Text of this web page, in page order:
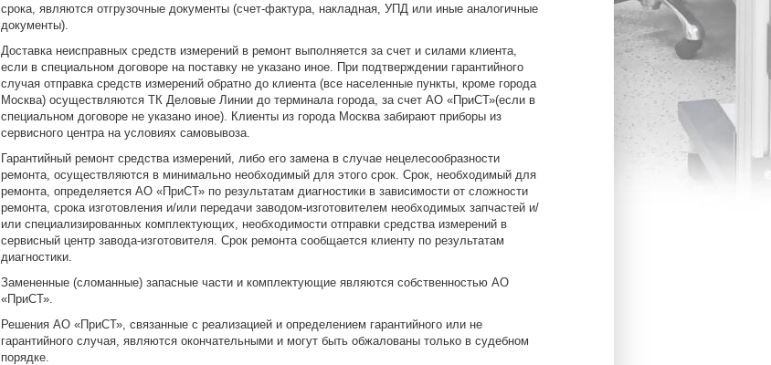
срока, являются отгрузочные документы (счет-фактура, накладная, УПД или иные аналогичные
документы).
Доставка неисправных средств измерений в ремонт выполняется за счет и силами клиента,
если в специальном договоре на поставку не указано иное. При подтверждении гарантийного
случая отправка средств измерений обратно до клиента (все населенные пункты, кроме города
Москва) осуществляются ТК Деловые Линии до терминала города, за счет АО «ПриСТ»(если в
специальном договоре не указано иное). Клиенты из города Москва забирают приборы из
сервисного центра на условиях самовывоза.
Гарантийный ремонт средства измерений, либо его замена в случае нецелесообразности
ремонта, осуществляются в минимально необходимый для этого срок. Срок, необходимый для
ремонта, определяется АО «ПриСТ» по результатам диагностики в зависимости от сложности
ремонта, срока изготовления и/или передачи заводом-изготовителем необходимых запчастей и/
или специализированных комплектующих, необходимости отправки средства измерений в
сервисный центр завода-изготовителя. Срок ремонта сообщается клиенту по результатам
диагностики.
Замененные (сломанные) запасные части и комплектующие являются собственностью АО
«ПриСТ».
Решения АО «ПриСТ», связанные с реализацией и определением гарантийного или не
гарантийного случая, являются окончательными и могут быть обжалованы только в судебном
порядке.